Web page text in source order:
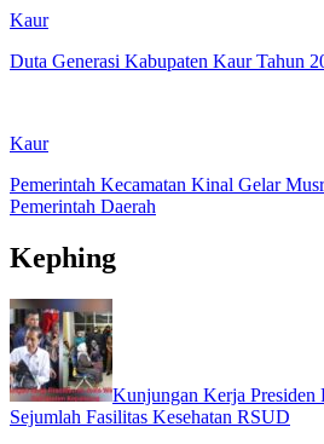
Kaur
Duta Generasi Kabupaten Kaur Tahun
Kaur
Pemerintah Kecamatan Kinal Gelar
Pemerintah Daerah
Kephing
Kunjungan Kerja
Sejumlah Fasilitas Kesehatan RSUD